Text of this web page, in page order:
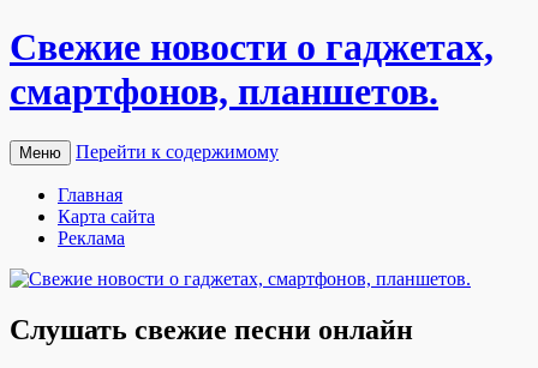
Свежие новости о гаджетах,
смартфонов, планшетов.
Меню Перейти к содержимому
Главная
Карта сайта
Реклама
Слушать свежие песни онлайн